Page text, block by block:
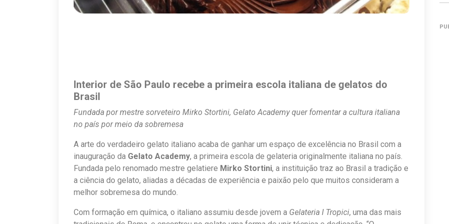
Interior de São Paulo recebe a primeira escola italiana de gelatos do
Brasil
Fundada por mestre sorveteiro Mirko Stortini, Gelato Academy quer fomentar a cultura italiana
no país por meio da sobremesa
A arte do verdadeiro gelato italiano acaba de ganhar um espaço de excelência no Brasil com a
inauguração da Gelato Academy, a primeira escola de gelateria originalmente italiana no país.
Fundada pelo renomado mestre gelatiere Mirko Stortini, a instituição traz ao Brasil a tradição e
a ciência do gelato, aliadas a décadas de experiência e paixão pelo que muitos consideram a
melhor sobremesa do mundo.
Com formação em química, o italiano assumiu desde jovem a Gelateria I Tropici, uma das mais